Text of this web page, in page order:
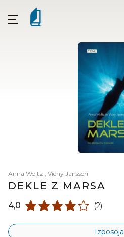
Anna Woltz Vichy Janssen
DEKLE Z MARSA
4,0 (2)
Izposoja